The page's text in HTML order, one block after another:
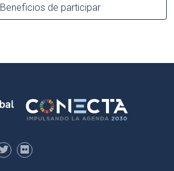
Beneficios de participar